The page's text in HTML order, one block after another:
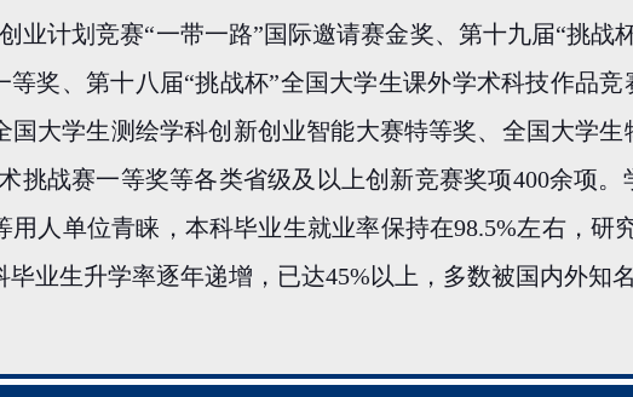
业计划竞赛“一带一路”国际邀请赛金奖、第十九届“挑战
等奖、第十八届“挑战杯”全国大学生课外学术科技作品
国大学生测绘学科创新创业智能大赛特等奖、全国大学
挑战赛一等奖等各类省级及以上创新竞赛奖项400余项。
用人单位青睐，本科毕业生就业率保持在98.5%左右，研
毕业生升学率逐年递增，已达45%以上，多数被国内外知